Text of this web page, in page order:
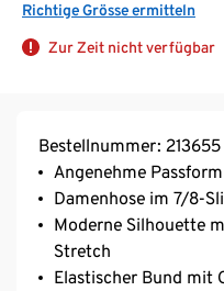
Richtige Grösse ermitteln
Zur Zeit nicht verfügbar
Bestellnummer: 213655
Angenehme
Damenhose im 7/8-
Moderne Silhouette
Stretch
Elastischer Bund mit